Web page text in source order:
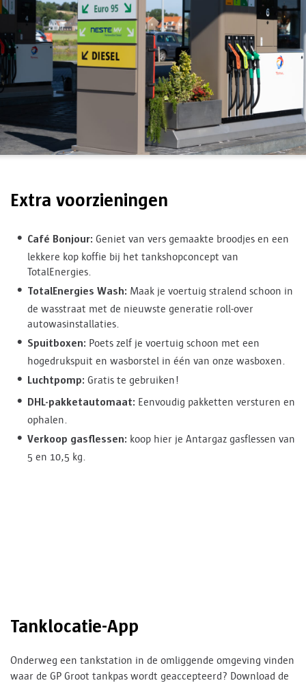
Extra voorzieningen
Café Bonjour: Geniet van vers gemaakte broodjes en een
lekkere kop koffie bij het tankshopconcept van
TotalEnergies.
TotalEnergies Wash: Maak je voertuig stralend schoon in
de wasstraat met de nieuwste generatie roll-over
autowasinstallaties.
Spuitboxen: Poets zelf je voertuig schoon met een
hogedrukspuit en wasborstel in één van onze wasboxen.
Luchtpomp: Gratis te gebruiken!
DHL-pakketautomaat: Eenvoudig pakketten versturen en
ophalen.
Verkoop gasflessen: koop hier je Antargaz gasflessen van
5 en 10,5 kg.
Tanklocatie-App
Onderweg een tankstation in de omliggende omgeving vinden
waar de GP Groot tankpas wordt geaccepteerd? Download de